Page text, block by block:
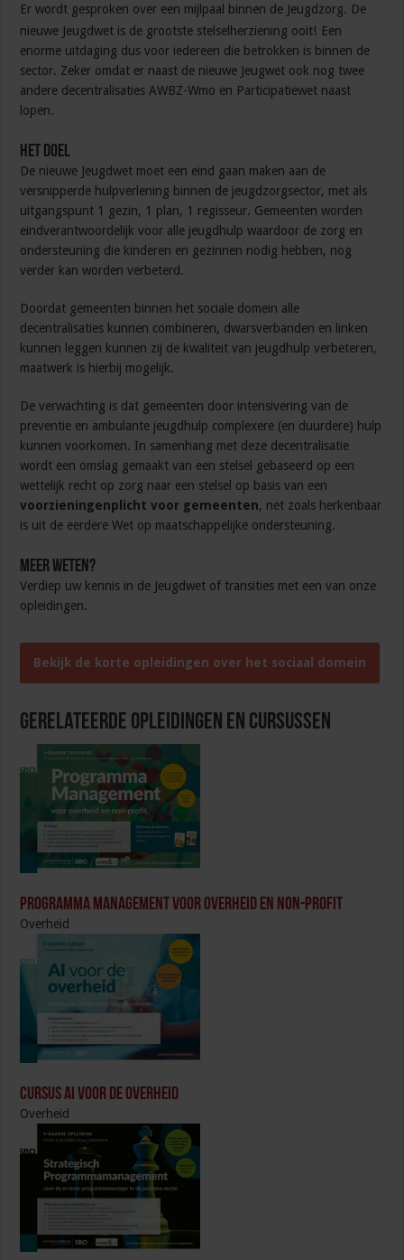
Er wordt gesproken over een mijlpaal binnen de Jeugdzorg. De
nieuwe Jeugdwet is de grootste stelselherziening ooit! Een
enorme uitdaging dus voor iedereen die betrokken is binnen de
sector. Zeker omdat er naast de nieuwe Jeugwet ook nog twee
andere decentralisaties AWBZ-Wmo en Participatiewet naast
lopen.
Het doel
De nieuwe Jeugdwet moet een eind gaan maken aan de
versnipperde hulpverlening binnen de jeugdzorgsector, met als
uitgangspunt 1 gezin, 1 plan, 1 regisseur. Gemeenten worden
eindverantwoordelijk voor alle jeugdhulp waardoor de zorg en
ondersteuning die kinderen en gezinnen nodig hebben, nog
verder kan worden verbeterd.
Doordat gemeenten binnen het sociale domein alle
decentralisaties kunnen combineren, dwarsverbanden en linken
kunnen leggen kunnen zij de kwaliteit van jeugdhulp verbeteren,
maatwerk is hierbij mogelijk.
De verwachting is dat gemeenten door intensivering van de
preventie en ambulante jeugdhulp complexere (en duurdere) hulp
kunnen voorkomen. In samenhang met deze decentralisatie
wordt een omslag gemaakt van een stelsel gebaseerd op een
wettelijk recht op zorg naar een stelsel op basis van een
voorzieningenplicht voor gemeenten, net zoals herkenbaar
is uit de eerdere Wet op maatschappelijke ondersteuning.
Meer weten?
Verdiep uw kennis in de Jeugdwet of transities met een van onze
opleidingen.
Bekijk de korte opleidingen over het sociaal domein
Gerelateerde Opleidingen en Cursussen
Programma Management voor overheid en non-profit
Overheid
Cursus AI voor de overheid
Overheid